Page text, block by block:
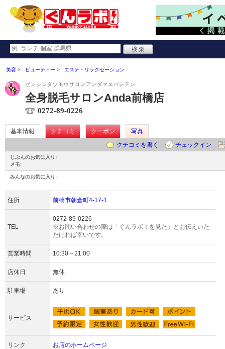
美容 ビューティー エステ・リラクゼーション
ゼンシンダツモウサロンアンダマエバシテン
全身脱毛サロンAnda前橋店
0272-89-0226
基本情報 クチコミ クーポン
写真
クチコミを書く
チェックイン
じぶんのお気に入り:
メモ:
みんなのお気に入り:
住所 前橋市朝倉町4-17-1
TEL
0272-89-0226
※お問い合わせの際は「ぐんラボ！を見た」とお伝えいた
だければ幸いです。
営業時間 10:30～21:00
店休日 無休
駐車場 あり
サービス
リンク お店のホームページ